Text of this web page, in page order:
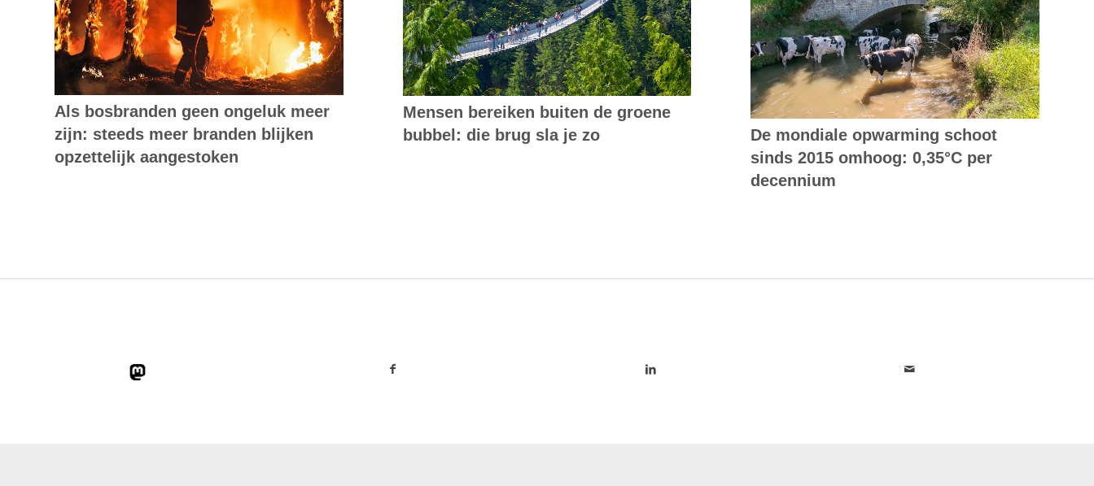
Als bosbranden geen ongeluk meer
zijn: steeds meer branden blijken
opzettelijk aangestoken
Mensen bereiken buiten de groene
bubbel: die brug sla je zo
De mondiale opwarming schoot
sinds 2015 omhoog: 0,35°C per
decennium